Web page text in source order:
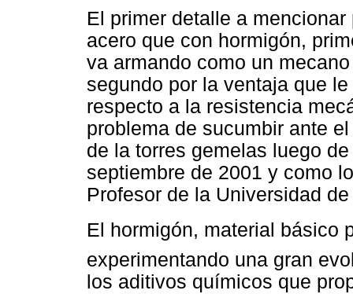
El primer detalle a
acero que con hormigón,
va armando como un
segundo por la ventaja que
respecto a la resistencia
problema de sucumbir ante
de la torres gemelas luego
septiembre de 2001 y como
Profesor de la Universidad
El hormigón, material
experimentando una gran
los aditivos químicos que